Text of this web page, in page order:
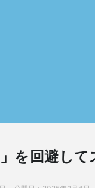
」を回避し